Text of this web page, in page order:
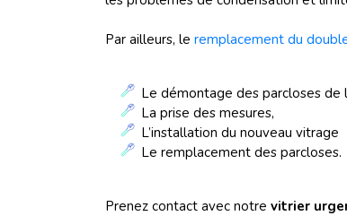
Par ailleurs, le remplacement du
Le démontage des parcloses de
La prise des mesures,
L’installation du nouveau vitrage
Le remplacement des parcloses.
Prenez contact avec notre vitrier